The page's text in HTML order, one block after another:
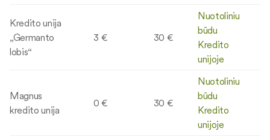
Kredito unija
„Germanto
lobis“
3 € 30 €
Nuotoliniu
būdu
Kredito
unijoje
Magnus
kredito unija
0 € 30 €
Nuotoliniu
būdu
Kredito
unijoje